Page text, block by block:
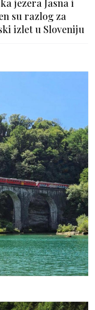
jezera Jasna i
su razlog za
izlet u Sloveniju